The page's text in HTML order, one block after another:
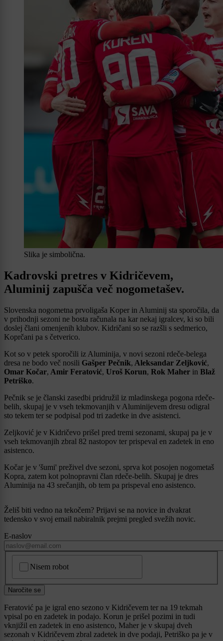
Slika je simbolična.
Kadrovski pretres v Kidričevem,
Aluminij zapušča več nogometašev.
Slovenska nogometna prvoligaša Koper in Aluminij sta sporočila, da
v prihodnji sezoni ne bosta računala na kar nekaj igralcev, ki so bili
doslej člani omenjenih klubov. Kidričani so se razšli s sedmerico,
Koprčani pa s četverico.
Kot so v petek sporočili iz Aluminija, v novi sezoni rdeče-belega
dresa ne bodo več nosili Gašper Pečnik, Aleksandar Zeljković,
Omar Kočar, Amir Feratović, Uroš Korun, Rok Maher in Blaž
Petriško.
Pečnik se je članski zasedbi pridružil iz mladinskega pogona rdeče-
belih, skupaj je v vseh tekmovanjih v Aluminijevem dresu odigral
sto tekem ter se podpisal pod tri zadetke in dve asistenci.
Zeljković je v Kidričevo prišel pred tremi sezonami, skupaj pa je v
vseh tekmovanjih zbral 82 nastopov ter prispeval en zadetek in eno
asistenco.
Kočar je v 'šumi' preživel dve sezoni, sprva kot posojen nogometaš
Kopra, zatem kot polnopravni član rdeče-belih. Skupaj je dres
Aluminija na 43 srečanjih, ob tem pa prispeval eno asistenco.
Želiš biti vedno na tekočem? Prijavi se na novice in dvakrat
tedensko v svoj email nabiralnik prejmi pregled svežih novic.
E-naslov
Nisem robot
Naročite se
Feratović pa je igral eno sezono v Kidričevem ter na 19 tekmah
vpisal po en zadetek in podajo. Korun je prišel pozimi in tudi
vknjižil en zadetek in eno asistenco, Maher je v skupaj dveh
sezonah v Kidričevem zbral zadetek in dve podaji, Petriško pa je v